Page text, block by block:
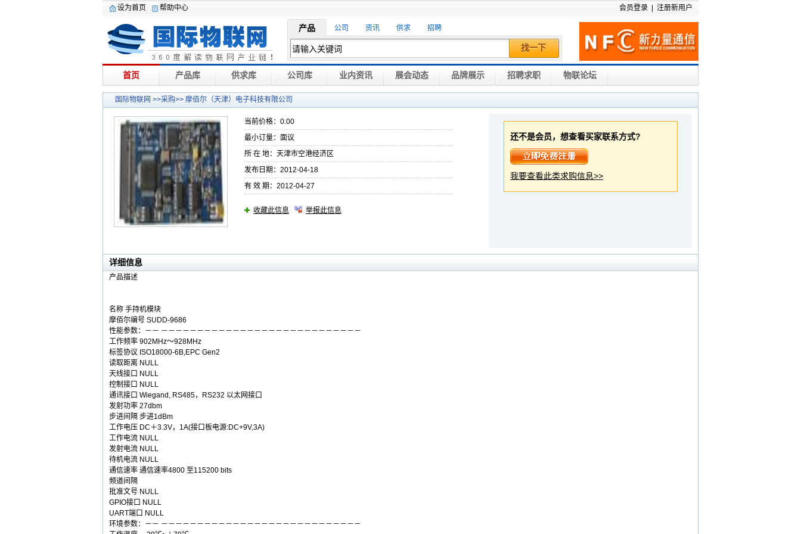
设为首页 帮助中心 会员登录 注册新用户
产品 公司 资讯 供求 招聘
找一下
首页 产品库 供求库 公司库 业内资讯 展会动态 品牌展示 招聘求职 物联论坛
国际物联网 >>采购>> 摩佰尔（天津）电子科技有限公司
当前价格：0.00
最小订量：面议
所 在 地：天津市空港经济区
发布日期：2012-04-18
有 效 期：2012-04-27
收藏此信息 举报此信息
还不是会员，想查看买家联系方式?
我要查看此类求购信息>>
详细信息
产品描述
名称 手持机模块
摩佰尔编号 SUDD-9686
性能参数：－－ －－－－－－－－－－－－－－－－－－－－－－－－－－－－
工作频率 902MHz～928MHz
标签协议 ISO18000-6B,EPC Gen2
读取距离 NULL
天线接口 NULL
控制接口 NULL
通讯接口 Wiegand, RS485，RS232 以太网接口
发射功率 27dbm
步进间隔 步进1dBm
工作电压 DC＋3.3V，1A(接口板电源:DC+9V,3A)
工作电流 NULL
发射电流 NULL
待机电流 NULL
通信速率 通信速率4800 至115200 bits
频道间隔
批准文号 NULL
GPIO接口 NULL
UART端口 NULL
环境参数：－－ －－－－－－－－－－－－－－－－－－－－－－－－－－－－